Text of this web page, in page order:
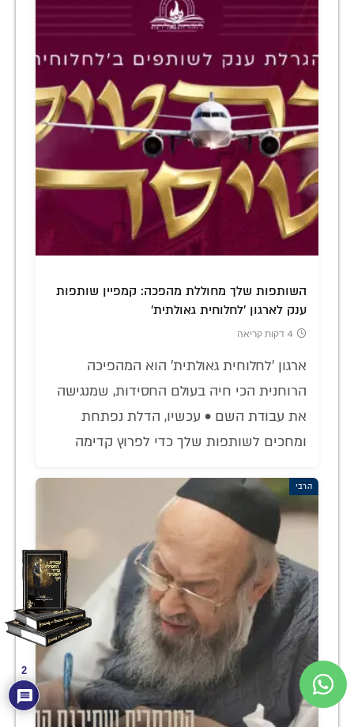
השותפות שלך מחוללת מהפכה: קמפיין שותפות
ענק לארגון 'לחלוחית גאולתית'
4 דקות קריאה
ארגון 'לחלוחית גאולתית' הוא המהפיכה
הרוחנית הכי חיה בעולם החסידות, שמנגישה
את עבודת השם • עכשיו, הדלת נפתחת
ומחכים לשותפות שלך כדי לפרוץ קדימה
הרבי
2